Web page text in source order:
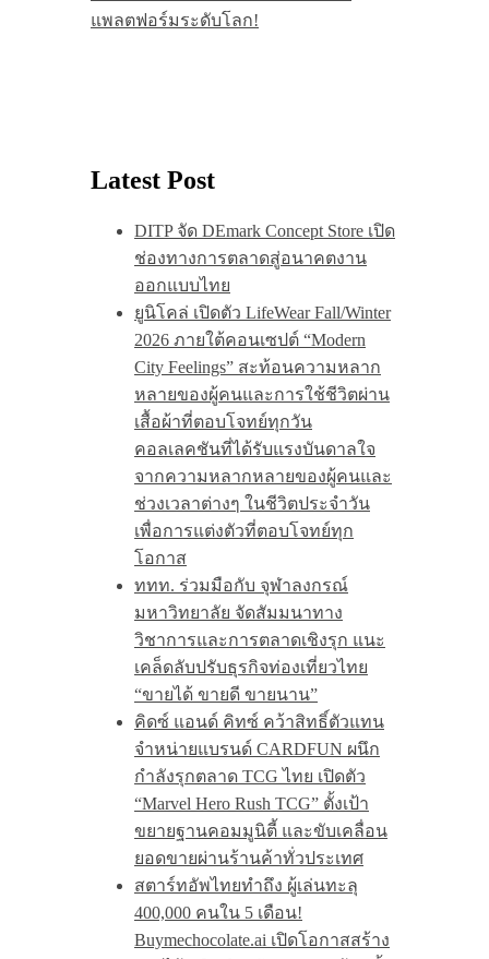
แพลตฟอร์มระดับโลก!
Latest Post
DITP จัด DEmark Concept Store เปิด
ช่องทางการตลาดสู่อนาคตงาน
ออกแบบไทย
ยูนิโคล่ เปิดตัว LifeWear Fall/Winter
2026 ภายใต้คอนเซปต์ “Modern
City Feelings” สะท้อนความหลาก
หลายของผู้คนและการใช้ชีวิตผ่าน
เสื้อผ้าที่ตอบโจทย์ทุกวัน
คอลเลคชันที่ได้รับแรงบันดาลใจ
จากความหลากหลายของผู้คนและ
ช่วงเวลาต่างๆ ในชีวิตประจำวัน
เพื่อการแต่งตัวที่ตอบโจทย์ทุก
โอกาส
ททท. ร่วมมือกับ จุฬาลงกรณ์
มหาวิทยาลัย จัดสัมมนาทาง
วิชาการและการตลาดเชิงรุก แนะ
เคล็ดลับปรับธุรกิจท่องเที่ยวไทย
“ขายได้ ขายดี ขายนาน”
คิดซ์ แอนด์ คิทซ์ คว้าสิทธิ์ตัวแทน
จำหน่ายแบรนด์ CARDFUN ผนึก
กำลังรุกตลาด TCG ไทย เปิดตัว
“Marvel Hero Rush TCG” ตั้งเป้า
ขยายฐานคอมมูนิตี้ และขับเคลื่อน
ยอดขายผ่านร้านค้าทั่วประเทศ
สตาร์ทอัพไทยทำถึง ผู้เล่นทะลุ
400,000 คนใน 5 เดือน!
Buymechocolate.ai เปิดโอกาสสร้าง